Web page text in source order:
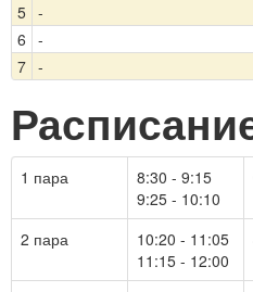
5 -
6 -
7 -
1 пара
8:30 - 9:15
9:25 - 10:10
2 пара
10:20 - 11:05
11:15 - 12:00